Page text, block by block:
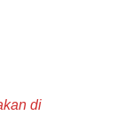
di